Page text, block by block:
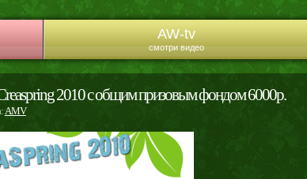
AW-tv
смотри видео
2010 с общим призовым фондом 6000р.
AMV